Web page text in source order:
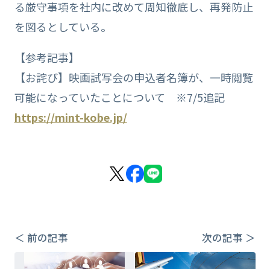
る厳守事項を社内に改めて周知徹底し、再発防止
を図るとしている。
【参考記事】
【お詫び】映画試写会の申込者名簿が、一時閲覧
可能になっていたことについて ※7/5追記
https://mint-kobe.jp/
＜ 前の記事 次の記事 ＞